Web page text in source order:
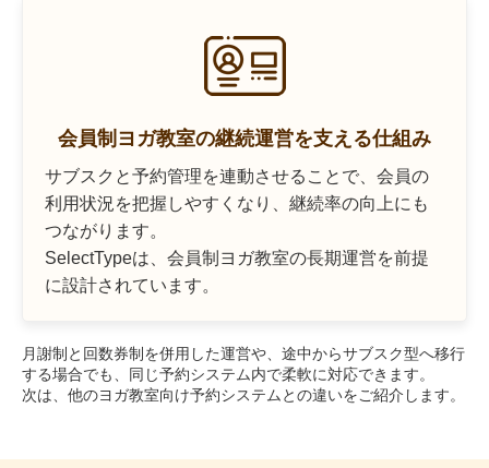
会員制ヨガ教室の継続運営を支える仕組み
サブスクと予約管理を連動させることで、会員の
利用状況を把握しやすくなり、継続率の向上にも
つながります。
SelectTypeは、会員制ヨガ教室の長期運営を前提
に設計されています。
月謝制と回数券制を併用した運営や、途中からサブスク型へ移行
する場合でも、同じ予約システム内で柔軟に対応できます。
次は、他のヨガ教室向け予約システムとの違いをご紹介します。